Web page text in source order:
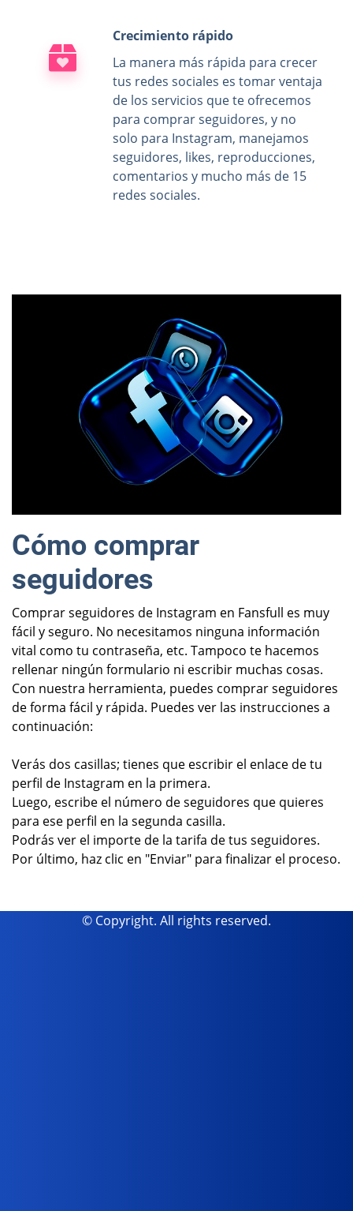
Crecimiento rápido
La manera más rápida para crecer
tus redes sociales es tomar ventaja
de los servicios que te ofrecemos
para comprar seguidores, y no
solo para Instagram, manejamos
seguidores, likes, reproducciones,
comentarios y mucho más de 15
redes sociales.
Cómo comprar
seguidores
Comprar seguidores de Instagram en Fansfull es muy
fácil y seguro. No necesitamos ninguna información
vital como tu contraseña, etc. Tampoco te hacemos
rellenar ningún formulario ni escribir muchas cosas.
Con nuestra herramienta, puedes comprar seguidores
de forma fácil y rápida. Puedes ver las instrucciones a
continuación:
Verás dos casillas; tienes que escribir el enlace de tu
perfil de Instagram en la primera.
Luego, escribe el número de seguidores que quieres
para ese perfil en la segunda casilla.
Podrás ver el importe de la tarifa de tus seguidores.
Por último, haz clic en "Enviar" para finalizar el proceso.
© Copyright. All rights reserved.